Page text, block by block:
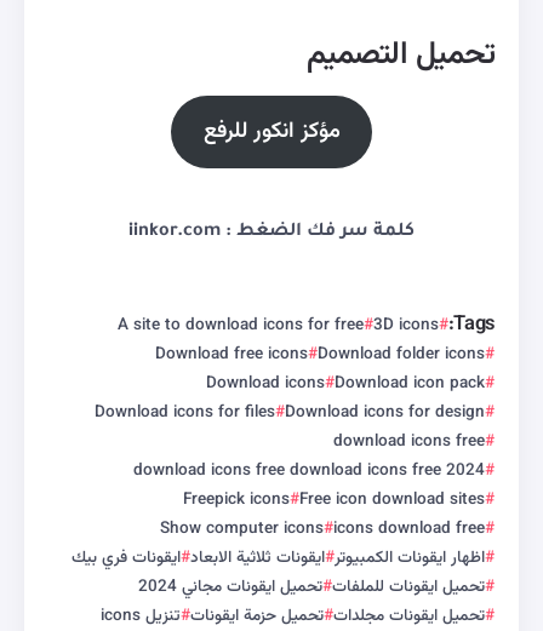
تحميل التصميم
مؤكز انكور للرفع
كلمة سر فك الضغط : iinkor.com
Tags:
3D icons
A site to download icons for free
Download folder icons
Download free icons
Download icon pack
Download icons
Download icons for design
Download icons for files
download icons free
download icons free download icons free 2024
Free icon download sites
Freepick icons
icons download free
Show computer icons
اظهار ايقونات الكمبيوتر ايقونات ثلاثية الابعاد ايقونات فري بيك
تحميل ايقونات للملفات تحميل ايقونات مجاني 2024
تحميل ايقونات مجلدات تحميل حزمة ايقونات تنزيل icons